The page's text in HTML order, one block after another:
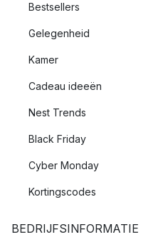
Bestsellers
Gelegenheid
Kamer
Cadeau ideeën
Nest Trends
Black Friday
Cyber Monday
Kortingscodes
BEDRIJFSINFORMATIE